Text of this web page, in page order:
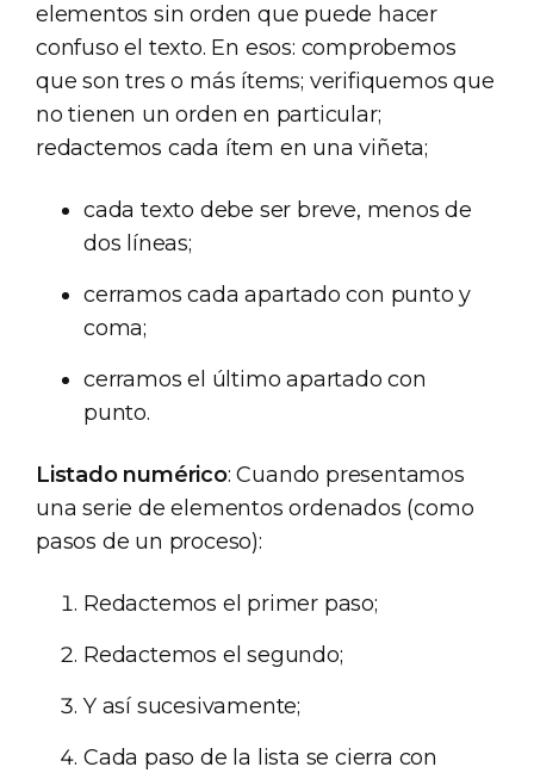
elementos sin orden que puede hacer
confuso el texto. En esos: comprobemos
que son tres o más ítems; verifiquemos que
no tienen un orden en particular;
redactemos cada ítem en una viñeta;
cada texto debe ser breve, menos de
dos líneas;
cerramos cada apartado con punto y
coma;
cerramos el último apartado con
punto.
Listado numérico: Cuando presentamos
una serie de elementos ordenados (como
pasos de un proceso):
Redactemos el primer paso;
Redactemos el segundo;
Y así sucesivamente;
Cada paso de la lista se cierra con